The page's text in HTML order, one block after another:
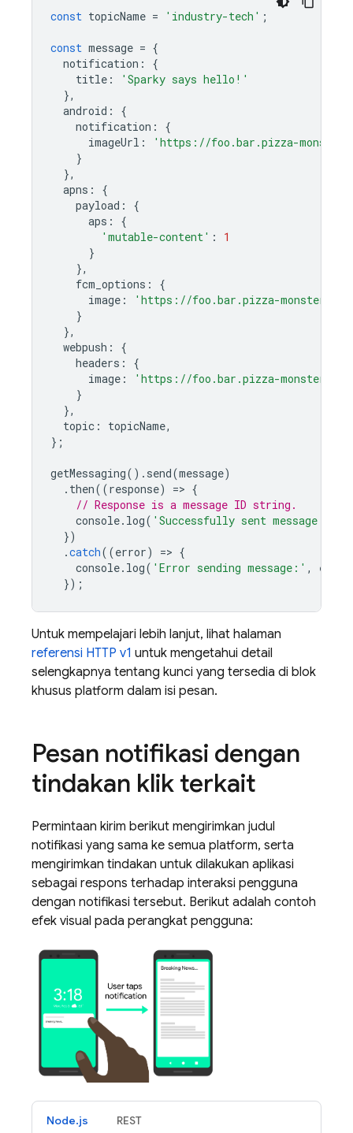
const topicName = 'industry-tech' ;
const message = {
notification :
{
title :
'Sparky says hello!'
},
android :
{
notification :
{
imageUrl :
'https://foo.bar.pizza-
}
},
apns :
{
payload :
{
aps :
{
'mutable-content' :
1
}
},
fcm_options :
{
image :
'https://foo.bar.pizza-
}
},
webpush :
{
headers :
{
image :
'https://foo.bar.pizza-
}
},
topic : topicName,
};
getMessaging(). send(message)
. then((response) => {
// Response is a message ID string.
console. log( 'Successfully sent message:'
})
.catch((error) => {
console. log( 'Error sending message:' , error
});
Untuk mempelajari lebih lanjut, lihat halaman
referensi HTTP v1 untuk mengetahui detail
selengkapnya tentang kunci yang tersedia di blok
khusus platform dalam isi pesan.
Pesan notifikasi dengan
tindakan klik terkait
Permintaan kirim berikut mengirimkan judul
notifikasi yang sama ke semua platform, serta
mengirimkan tindakan untuk dilakukan aplikasi
sebagai respons terhadap interaksi pengguna
dengan notifikasi tersebut. Berikut adalah contoh
efek visual pada perangkat pengguna:
Node.js REST